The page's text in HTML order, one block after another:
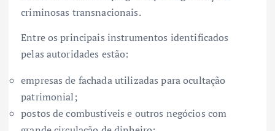
criminosas transnacionais.
Entre os principais instrumentos identificados
pelas autoridades estão:
empresas de fachada utilizadas para ocultação
patrimonial;
postos de combustíveis e outros negócios com